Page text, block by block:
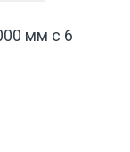
мм с 6